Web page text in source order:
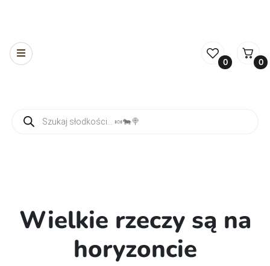
0 0
Wielkie rzeczy są na
horyzoncie